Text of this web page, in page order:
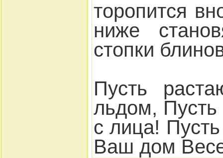
торопится
ниже
стопки
Пусть
льдом, Пусть
с лица!
Ваш дом